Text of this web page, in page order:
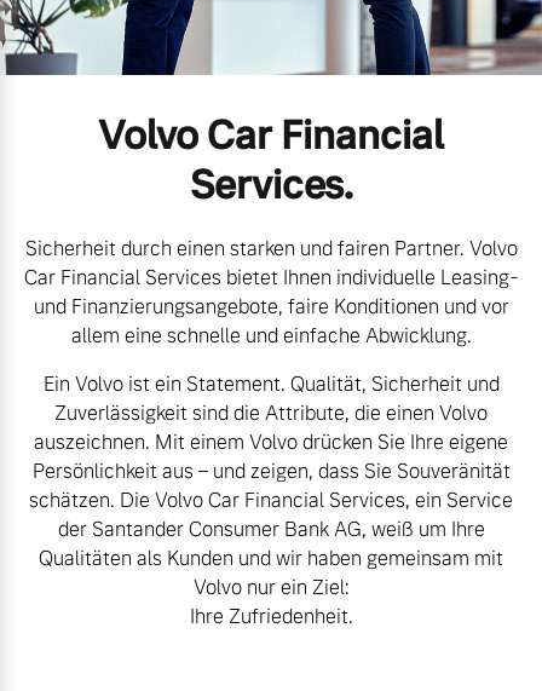
Mild-Hybrid
Geschäftskunden
Editionsmodelle
Konnektivität
Angebot anfragen
Fahrzeug konfigurieren
Volvo Gebrauchtwagenbörse
Aktuelle Zubehörangebote
Zubehörkatalog
Service by Volvo
Sie erhalten bei uns eine
Vielzahl von Original
Volvo Winter- und
Sommer Kompletträder.
Bitte sprechen Sie uns
direkt an.
Kontakt und Anfahrt
Unsere News & Events
Volvo Car Financial
Services.
Sicherheit durch einen starken und fairen Partner. Volvo
Car Financial Services bietet Ihnen individuelle Leasing-
und Finanzierungsangebote, faire Konditionen und vor
allem eine schnelle und einfache Abwicklung.
Ein Volvo ist ein Statement. Qualität, Sicherheit und
Zuverlässigkeit sind die Attribute, die einen Volvo
auszeichnen. Mit einem Volvo drücken Sie Ihre eigene
Persönlichkeit aus – und zeigen, dass Sie Souveränität
schätzen. Die Volvo Car Financial Services, ein Service
der Santander Consumer Bank AG, weiß um Ihre
Qualitäten als Kunden und wir haben gemeinsam mit
Volvo nur ein Ziel:
Ihre Zufriedenheit.